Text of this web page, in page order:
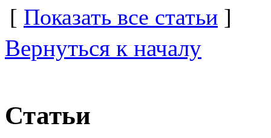
[ Показать все статьи ]
Вернуться к началу
Статьи